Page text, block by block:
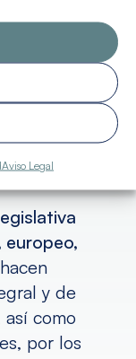
Aviso Legal
europeo,
y de
como
por los